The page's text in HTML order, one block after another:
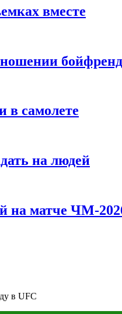
вместе
в самолете
на людей
на матче ЧМ-
в UFC